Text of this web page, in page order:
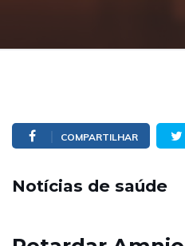
COMPARTILHAR
Notícias de saúde